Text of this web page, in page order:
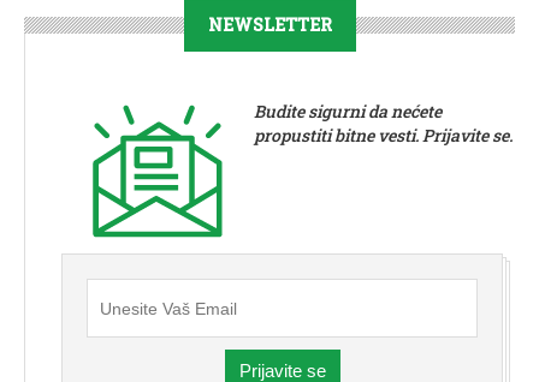
NEWSLETTER
Budite sigurni da nećete
propustiti bitne vesti. Prijavite se.
Prijavite se